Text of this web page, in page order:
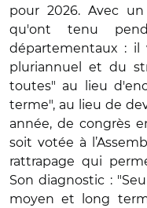
pour 2026. Avec
qu'ont tenu
départementaux : il
pluriannuel et du
toutes" au lieu
terme", au lieu de
année, de congrès
soit votée à
rattrapage qui
Son diagnostic :
moyen et long